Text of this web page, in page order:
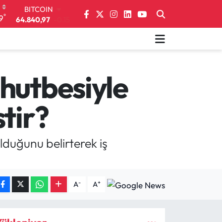
°
DOLAR
47,7436
EURO
6660.55
BİST100
BITCOIN
64.840,97
hutbesiyle
belirterek iş
A- A+